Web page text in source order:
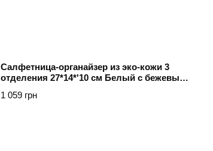
Салфетница-органайзер из эко-кожи 3
отделения 27*14*'10 см Белый с бежевым
1 059 грн